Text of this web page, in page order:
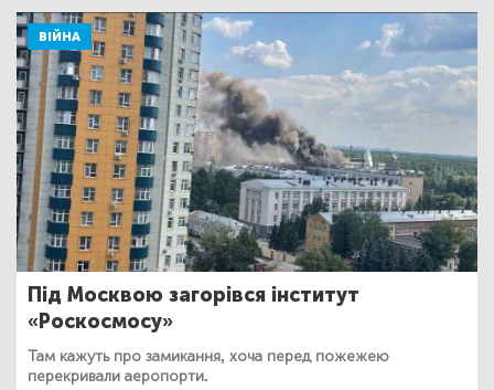
ВІЙНА
Під Москвою загорівся інститут
«Роскосмосу»
Там кажуть про замикання, хоча перед пожежею
перекривали аеропорти.